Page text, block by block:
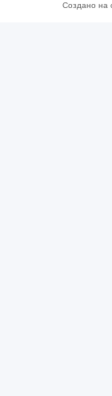
Создано на